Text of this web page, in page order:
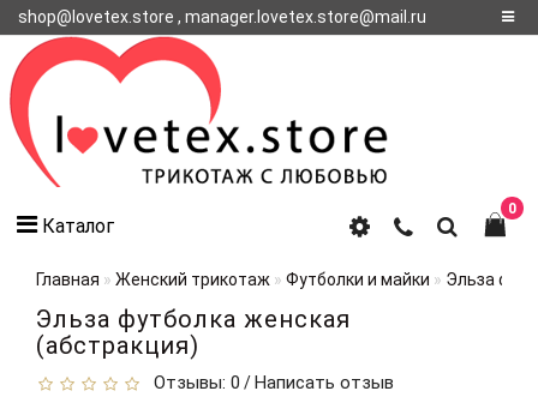
shop@lovetex.store , manager.lovetex.store@mail.ru
КОНТАКТЫ
О
Каталог
0
Главная Женский трикотаж Футболки и майки Эльза
Эльза футболка женская
(абстракция)
Отзывы: 0 /Написать отзыв